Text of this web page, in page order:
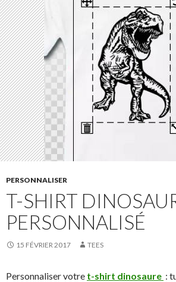
PERSONNALISER
T-SHIRT
PERSONNALISÉ
15 FÉVRIER 2017 TEES
Personnaliser votre t-shirt dinosaure :